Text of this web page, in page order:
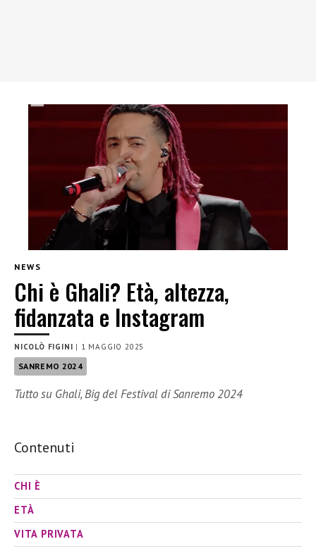
NEWS
Chi è Ghali? Età, altezza,
fidanzata e Instagram
NICOLÒ FIGINI | 1 MAGGIO 2025
SANREMO 2024
Tutto su Ghali, Big del Festival di Sanremo 2024
Contenuti
CHI È
ETÀ
VITA PRIVATA